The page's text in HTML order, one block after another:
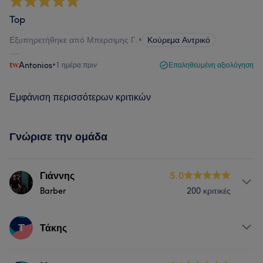
Top
Εξυπηρετήθηκε από Μπερσιμης Γ.• Κούρεμα Αντρικό
Antonios•1 ημέρα πριν Επαληθευμένη αξιολόγηση
Εμφάνιση περισσότερων κριτικών
Γνώρισε την ομάδα
Γιάννης
Barber
5.0
200 κριτικές
Υπηρεσίες
Τ Τάκης